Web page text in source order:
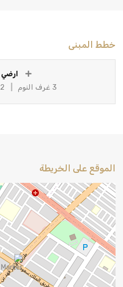
خطط المبنى
ارضي
3 غرف النوم
2 الحمامات
الموقع على الخريطة